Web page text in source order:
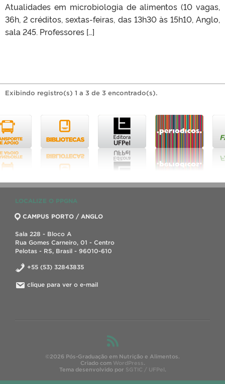
Atualidades em microbiologia de alimentos (10 vagas,
36h, 2 créditos, sextas-feiras, das 13h30 às 15h10, Anglo,
sala 245. Professores […]
Exibindo registro(s) 1 a 3 de 3 encontrado(s).
LOCALIZE O PPGNA
CAMPUS PORTO / ANGLO
Sala 228 - Bloco A
Rua Gomes Carneiro, 01 - Centro
Pelotas - RS, Brasil - 96010-610
+55 (53) 32843835
clique para ver o e-mail
©2026 Pós-Graduação em Nutrição e Alimentos.
Criado com WordPress.
Tema desenvolvido por SGTIC / UFPel.